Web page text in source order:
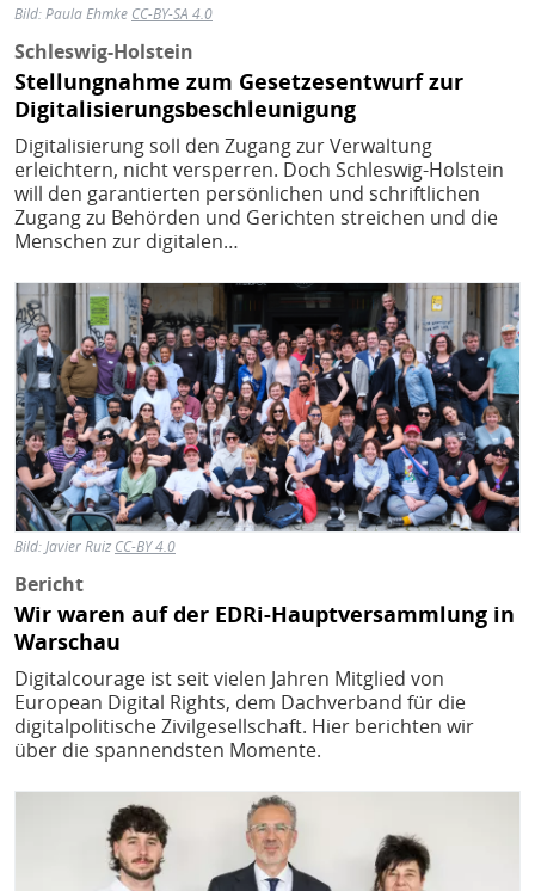
Bild:Paula Ehmke CC-BY-SA 4.0
Schleswig-Holstein
Stellungnahme zum Gesetzesentwurf zur
Digitalisierungsbeschleunigung
Digitalisierung soll den Zugang zur Verwaltung
erleichtern, nicht versperren. Doch Schleswig-Holstein
will den garantierten persönlichen und schriftlichen
Zugang zu Behörden und Gerichten streichen und die
Menschen zur digitalen…
Bild
Bild:Javier Ruiz CC-BY 4.0
Bericht
Wir waren auf der EDRi-Hauptversammlung in
Warschau
Digitalcourage ist seit vielen Jahren Mitglied von
European Digital Rights, dem Dachverband für die
digitalpolitische Zivilgesellschaft. Hier berichten wir
über die spannendsten Momente.
Bild